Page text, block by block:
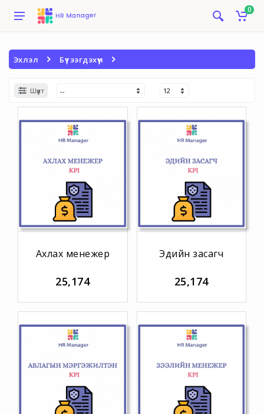
0
Эхлэл Бүтээгдэхүүн
Шүүлт
Ахлах менежер
25,174
Эдийн засагч
25,174